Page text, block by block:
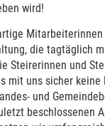
wird!
die tagtäglich
Steirerinnen und
mit uns sicher
und
beschlossenen